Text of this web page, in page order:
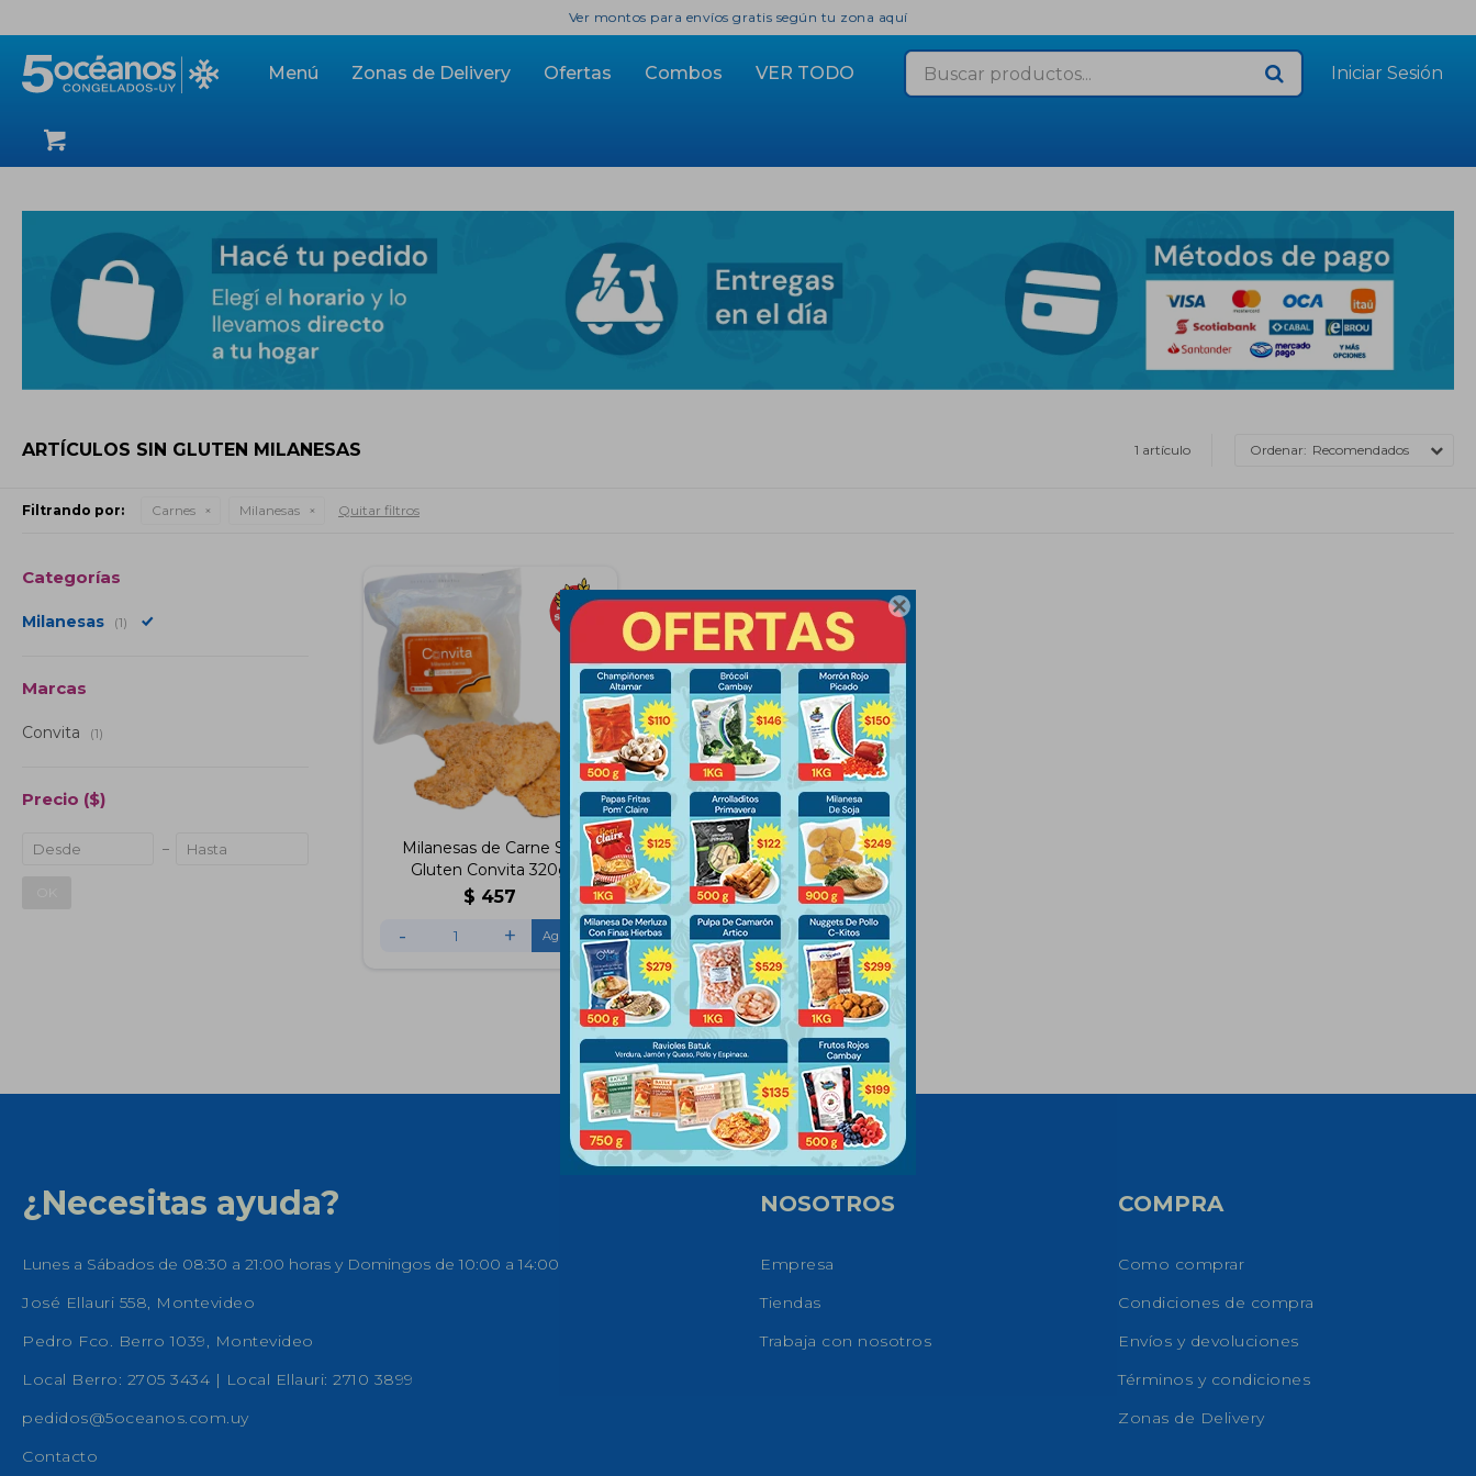

Menú Zonas de Delivery Ofertas Combos VER TODO
Ver montos para envíos gratis según tu zona aquí
ARTÍCULOS SIN GLUTEN MILANESAS 1 artículo Recomendados
Filtrando por: Carnes Milanesas Quitar filtros
Milanesas de Carne Sin
Gluten Convita 320g
$ 457
- +
Categorías
Milanesas (1)
Marcas
Convita (1)
Precio ($)
¿Necesitas ayuda?
Lunes a Sábados de 08:30 a 21:00 horas y Domingos de 10:00 a 14:00
José Ellauri 558, Montevideo
Pedro Fco. Berro 1039, Montevideo
Local Berro: 2705 3434 | Local Ellauri: 2710 3899
pedidos@5oceanos.com.uy
Contacto
NOSOTROS
Empresa
Tiendas
Trabaja con nosotros
COMPRA
Como comprar
Condiciones de compra
Envíos y devoluciones
Términos y condiciones
Zonas de Delivery